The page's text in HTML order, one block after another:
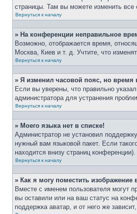
страницы. Там вы можете изменить все
Вернуться к началу
» На конференции неправильное
Возможно, отображается время,
Москва, Киев и т. д. Учтите, что
Вернуться к началу
» Я изменил часовой пояс, но время
Если вы уверены, что правильно
администратора для устранения
Вернуться к началу
» Моего языка нет в списке!
Администратор не установил
нужный вам языковой пакет. Если
находится внизу страниц конференции).
Вернуться к началу
» Как я могу поместить
Вместе с именем пользователя могут
вы оставили или на ваш статус на
поддержка аватар, и от него же